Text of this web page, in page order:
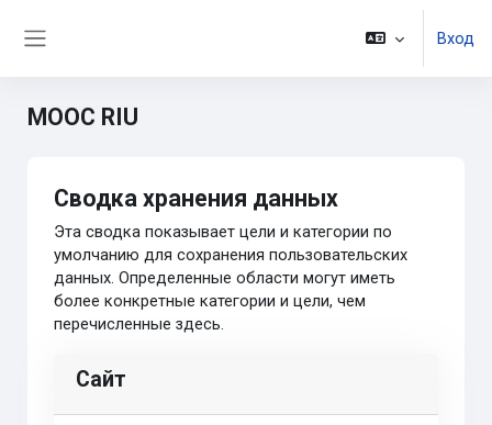
Вход
MOOC RIU
Сводка хранения данных
Эта сводка показывает цели и категории по
умолчанию для сохранения пользовательских
данных. Определенные области могут иметь
более конкретные категории и цели, чем
перечисленные здесь.
Сайт